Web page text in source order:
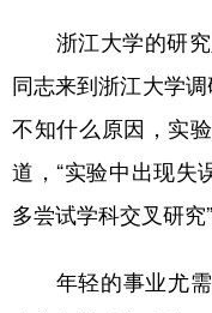
浙江大学的研究
同志来到浙江大学调
不知什么原因，实
道，“实验中出现失
多尝试学科交叉研究”
年轻的事业尤需